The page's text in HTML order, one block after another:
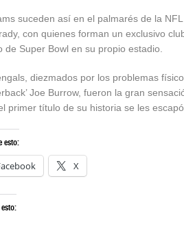
suceden así en el palmarés de la
con quienes forman un exclusivo
de Super Bowl en su propio estadio.
diezmados por los problemas
Joe Burrow, fueron la gran
primer título de su historia se les
esto:
X